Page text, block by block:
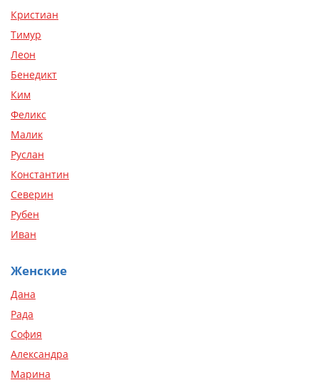
Кристиан
Тимур
Леон
Бенедикт
Ким
Феликс
Малик
Руслан
Константин
Северин
Рубен
Иван
Женские
Дана
Рада
София
Александра
Марина